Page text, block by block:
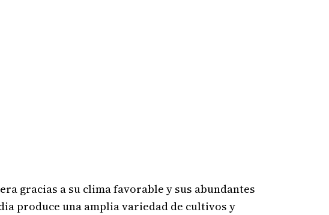
gracias a su clima favorable y sus abundantes
produce una amplia variedad de cultivos y